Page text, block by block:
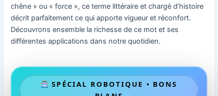
chêne » ou « force », ce terme littéraire et chargé d’histoire
décrit parfaitement ce qui apporte vigueur et réconfort.
Découvrons ensemble la richesse de ce mot et ses
différentes applications dans notre quotidien.
SPÉCIAL ROBOTIQUE • BONS